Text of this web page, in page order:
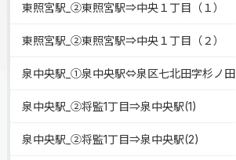
東照宮駅_②東照宮駅⇒中央１丁目（１）
東照宮駅_②東照宮駅⇒中央１丁目（２）
泉中央駅_①泉中央駅⇔泉区七北田字杉ノ田
泉中央駅_②将監1丁目⇒泉中央駅(1)
泉中央駅_②将監1丁目⇒泉中央駅(2)